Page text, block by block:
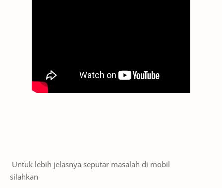
Untuk lebih jelasnya seputar masalah di mobil
silahkan